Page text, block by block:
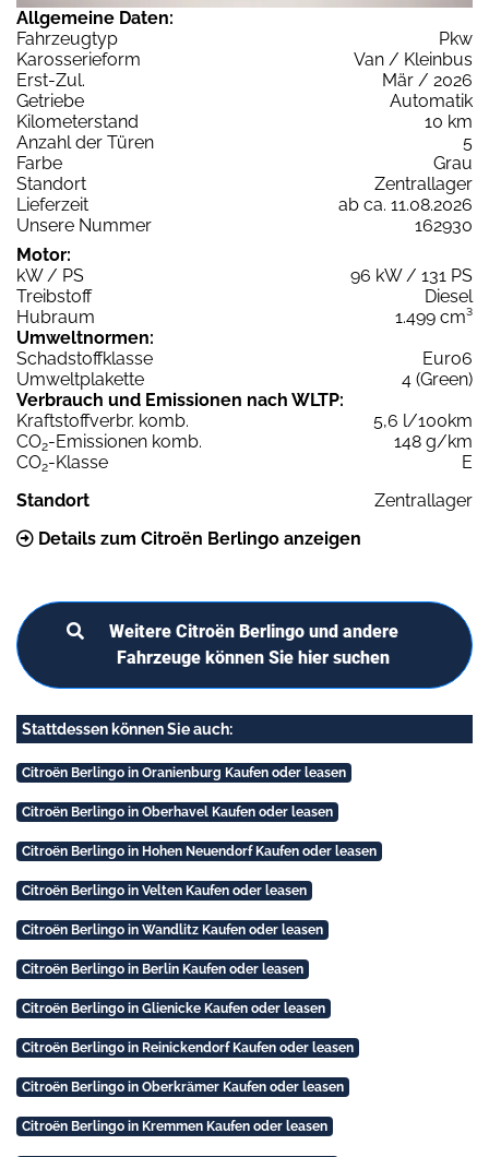
Allgemeine Daten:
Fahrzeugtyp
Pkw
Karosserieform
Van / Kleinbus
Erst-Zul.
Mär / 2026
Getriebe
Automatik
Kilometerstand
10 km
Anzahl der Türen
5
Farbe
Grau
Standort
Zentrallager
Lieferzeit
ab ca. 11.08.2026
Unsere Nummer
162930
Motor:
kW / PS
96 kW / 131 PS
Treibstoff
Diesel
Hubraum
1.499 cm³
Umweltnormen:
Schadstoffklasse
Euro6
Umweltplakette
4 (Green)
Verbrauch und Emissionen nach WLTP:
Kraftstoffverbr. komb.
5,6 l/100km
CO2-Emissionen komb.
148 g/km
CO2-Klasse
E
Standort
Zentrallager
Details zum Citroën Berlingo anzeigen
Weitere Citroën Berlingo und andere
Fahrzeuge können Sie hier suchen
Stattdessen können Sie auch:
Citroën Berlingo in Oranienburg Kaufen oder leasen
Citroën Berlingo in Oberhavel Kaufen oder leasen
Citroën Berlingo in Hohen Neuendorf Kaufen oder leasen
Citroën Berlingo in Velten Kaufen oder leasen
Citroën Berlingo in Wandlitz Kaufen oder leasen
Citroën Berlingo in Berlin Kaufen oder leasen
Citroën Berlingo in Glienicke Kaufen oder leasen
Citroën Berlingo in Reinickendorf Kaufen oder leasen
Citroën Berlingo in Oberkrämer Kaufen oder leasen
Citroën Berlingo in Kremmen Kaufen oder leasen